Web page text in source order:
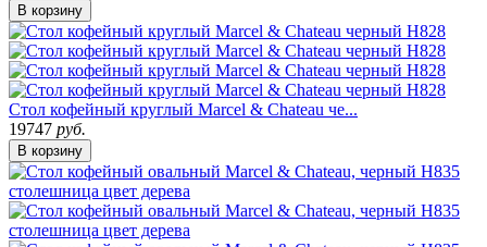
В корзину
Стол кофейный круглый Marcel & Chateau че...
19747 руб.
В корзину